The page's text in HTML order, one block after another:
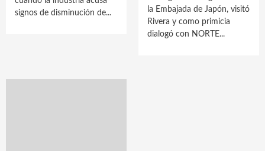
signos de disminución de...
la Embajada de Japón, visitó
Rivera y como primicia
dialogó con NORTE...